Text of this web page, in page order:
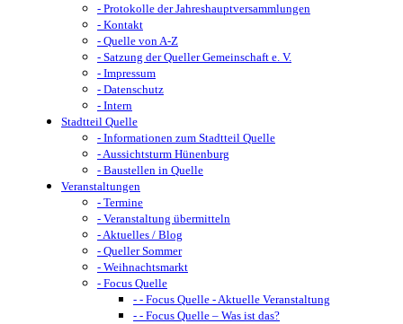
- Protokolle der Jahreshauptversammlungen
- Kontakt
- Quelle von A-Z
- Satzung der Queller Gemeinschaft e. V.
- Impressum
- Datenschutz
- Intern
Stadtteil Quelle
- Informationen zum Stadtteil Quelle
- Aussichtsturm Hünenburg
- Baustellen in Quelle
Veranstaltungen
- Termine
- Veranstaltung übermitteln
- Aktuelles / Blog
- Queller Sommer
- Weihnachtsmarkt
- Focus Quelle
- - Focus Quelle - Aktuelle Veranstaltung
- - Focus Quelle – Was ist das?